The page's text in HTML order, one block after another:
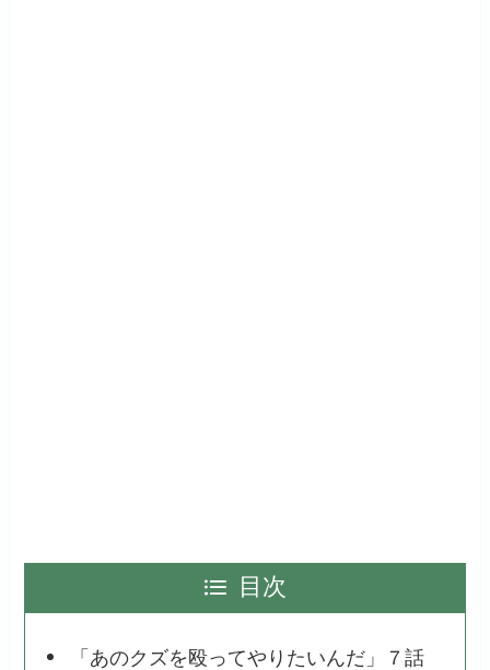
目次
「あのクズを殴ってやりたいんだ」７話